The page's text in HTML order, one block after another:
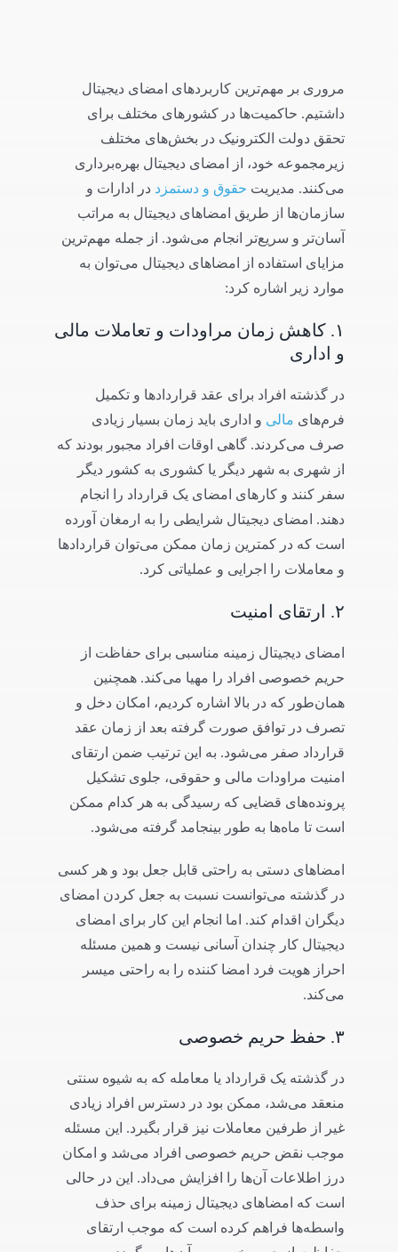
مروری بر مهم‌ترین کاربردهای امضای دیجیتال
داشتیم. حاکمیت‌ها در کشورهای مختلف برای
تحقق دولت الکترونیک در بخش‌های مختلف
زیرمجموعه خود، از امضای دیجیتال بهره‌برداری
می‌کنند. مدیریت حقوق و دستمزد در ادارات و
سازمان‌ها از طریق امضاهای دیجیتال به مراتب
آسان‌تر و سریع‌تر انجام می‌شود. از جمله مهم‌ترین
مزایای استفاده از امضاهای دیجیتال می‌توان به
موارد زیر اشاره کرد:
۱. کاهش زمان مراودات و تعاملات مالی
و اداری
در گذشته افراد برای عقد قراردادها و تکمیل
فرم‌های مالی و اداری باید زمان بسیار زیادی
صرف می‌کردند. گاهی اوقات افراد مجبور بودند که
از شهری به شهر دیگر یا کشوری به کشور دیگر
سفر کنند و کارهای امضای یک قرارداد را انجام
دهند. امضای دیجیتال شرایطی را به ارمغان آورده
است که در کمترین زمان ممکن می‌توان قراردادها
و معاملات را اجرایی و عملیاتی کرد.
۲. ارتقای امنیت
امضای دیجیتال زمینه مناسبی برای حفاظت از
حریم خصوصی افراد را مهیا می‌کند. همچنین
همان‌طور که در بالا اشاره کردیم، امکان دخل و
تصرف در توافق صورت گرفته بعد از زمان عقد
قرارداد صفر می‌شود. به این ترتیب ضمن ارتقای
امنیت مراودات مالی و حقوقی، جلوی تشکیل
پرونده‌های قضایی که رسیدگی به هر کدام ممکن
است تا ماه‌ها به طور بینجامد گرفته می‌شود.
امضاهای دستی به راحتی قابل جعل بود و هر کسی
در گذشته می‌توانست نسبت به جعل کردن امضای
دیگران اقدام کند. اما انجام این کار برای امضای
دیجیتال کار چندان آسانی نیست و همین مسئله
احراز هویت فرد امضا کننده را به راحتی میسر
می‌کند.
۳. حفظ حریم خصوصی
در گذشته یک قرارداد یا معامله که به شیوه سنتی
منعقد می‌شد، ممکن بود در دسترس افراد زیادی
غیر از طرفین معاملات نیز قرار بگیرد. این مسئله
موجب نقض حریم خصوصی افراد می‌شد و امکان
درز اطلاعات آن‌ها را افزایش می‌داد. این در حالی
است که امضاهای دیجیتال زمینه برای حذف
واسطه‌ها فراهم کرده است که موجب ارتقای